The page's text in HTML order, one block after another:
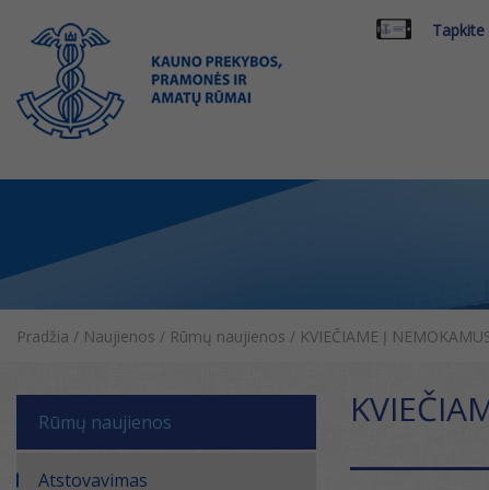
Pradžia / Naujienos / Rūmų naujienos / KVIEČIAME Į
Rūmų naujienos
Atstovavimas